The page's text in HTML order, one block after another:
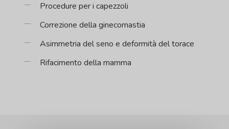
Procedure per i capezzoli
Correzione della ginecomastia
Asimmetria del seno e deformità del torace
Rifacimento della mamma